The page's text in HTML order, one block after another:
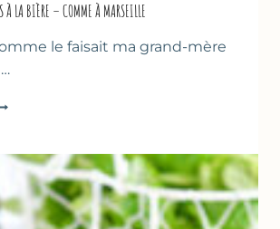
À LA BIÈRE – COMME À MARSEILLE
le faisait ma grand-mère